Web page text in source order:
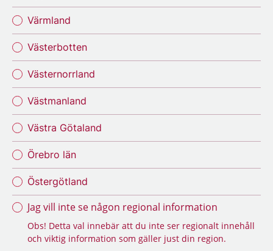
Värmland
Västerbotten
Västernorrland
Västmanland
Västra Götaland
Örebro län
Östergötland
Jag vill inte se någon regional information
Obs! Detta val innebär att du inte ser regionalt innehåll
och viktig information som gäller just din region.